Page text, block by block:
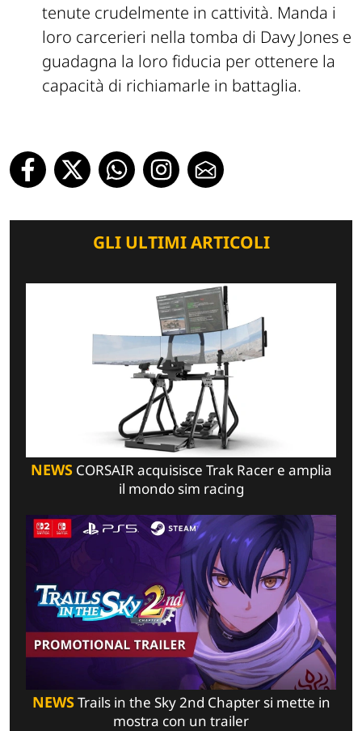
tenute crudelmente in cattività. Manda i
loro carcerieri nella tomba di Davy Jones e
guadagna la loro fiducia per ottenere la
capacità di richiamarle in battaglia.
GLI ULTIMI ARTICOLI
NEWSCORSAIR acquisisce Trak Racer e amplia
il mondo sim racing
NEWSTrails in the Sky 2nd Chapter si mette in
mostra con un trailer